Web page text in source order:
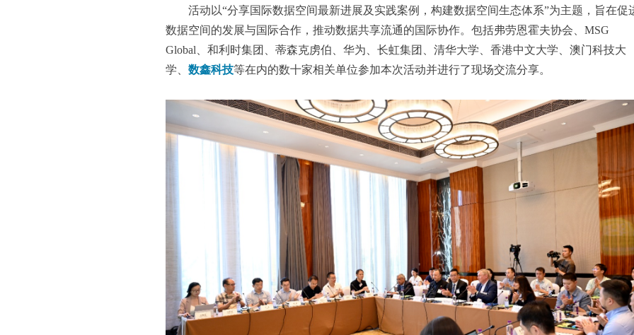
活动以“分享国际数据空间最新进展及实践案例，构建数据空间生态体系”为主题，旨在促
数据空间的发展与国际合作，推动数据共享流通的国际协作。包括弗劳恩霍夫协会、MSG
Global、和利时集团、蒂森克虏伯、华为、长虹集团、清华大学、香港中文大学、澳门科技大
学、 数鑫科技等在内的数十家相关单位参加本次活动并进行了现场交流分享。